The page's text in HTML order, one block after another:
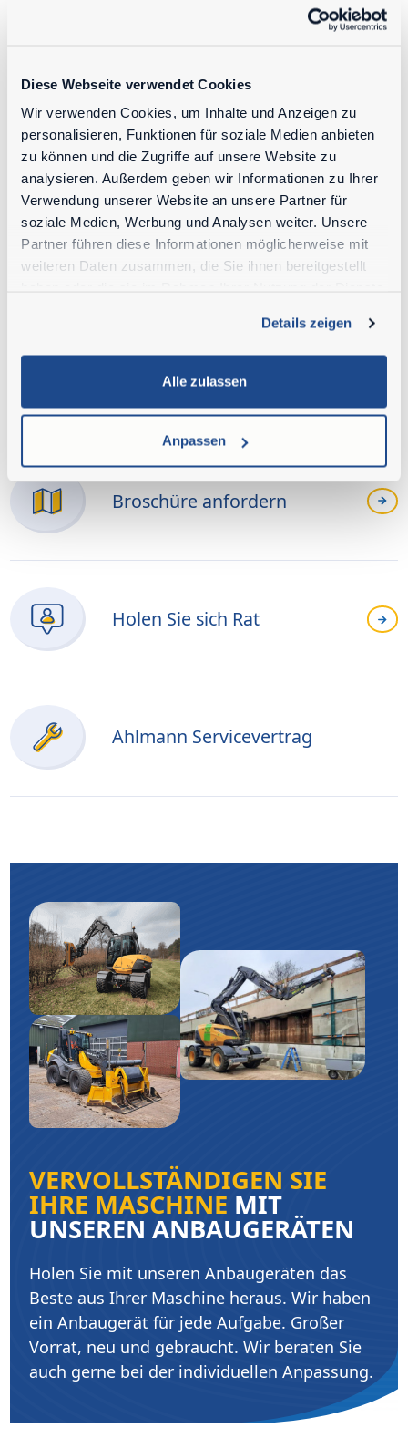
Diese Webseite verwendet Cookies
Wir verwenden Cookies, um Inhalte und Anzeigen zu
personalisieren, Funktionen für soziale Medien anbieten
zu können und die Zugriffe auf unsere Website zu
analysieren. Außerdem geben wir Informationen zu Ihrer
Verwendung unserer Website an unsere Partner für
soziale Medien, Werbung und Analysen weiter. Unsere
Partner führen diese Informationen möglicherweise mit
weiteren Daten zusammen, die Sie ihnen bereitgestellt
Details zeigen
Alle zulassen
Anpassen
Schutzdach, Schwimmstellung am Hubzylinder,
landwirtschaftliches Profil.
Optional
Kabine mit Heizung, zusätzliches Gegengewicht,
Breitreifen und Kotflügel, Zusatzhydraulik
proportional, LED-Arbeitsscheinwerfer,
Schlauchbruchsicherung,
NEUGIERIG AUF DIE
MÖGLICHKEITEN?
Broschüre anfordern
Holen Sie sich Rat
Ahlmann Servicevertrag
VERVOLLSTÄNDIGEN SIE
IHRE MASCHINE MIT
UNSEREN ANBAUGERÄTEN
Holen Sie mit unseren Anbaugeräten das
Beste aus Ihrer Maschine heraus. Wir haben
ein Anbaugerät für jede Aufgabe. Großer
Vorrat, neu und gebraucht. Wir beraten Sie
auch gerne bei der individuellen Anpassung.